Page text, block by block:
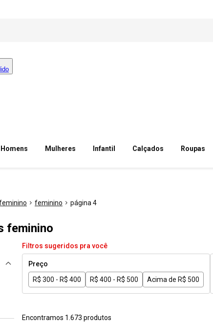
Homens Mulheres Infantil Calçados Roupas
feminino página 4
feminino
Filtros sugeridos pra você
Preço
R$ 300 - R$ 400
R$ 400 - R$ 500 Acima de R$ 500
Encontramos 1.673 produtos